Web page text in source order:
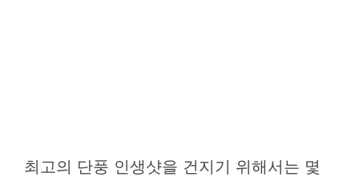
최고의 단풍 인생샷을 건지기 위해서는 몇